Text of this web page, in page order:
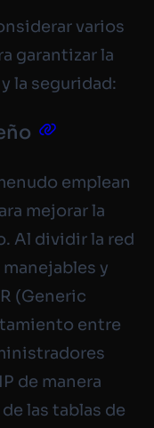
varios
garantizar la
la seguridad:
emplean
mejorar la
Al dividir la red
y
(Generic
entre
de manera
las tablas de